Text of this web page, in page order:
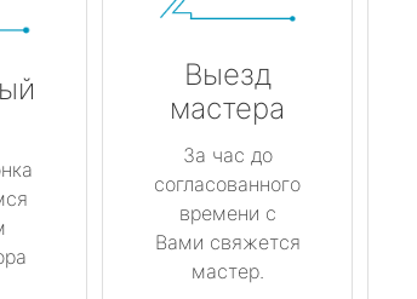
Выезд
мастера
За час до
согласованного
времени с
Вами свяжется
мастер.